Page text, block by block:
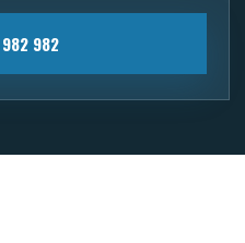
982